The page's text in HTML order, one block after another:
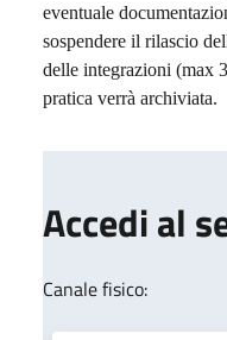
eventuale
sospendere il rilascio
delle integrazioni (max
pratica verrà archiviata.
Accedi al
Canale fisico: